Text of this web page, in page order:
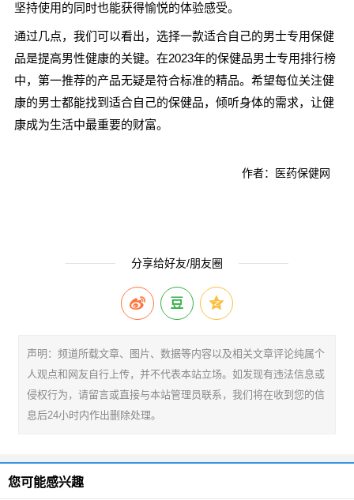
坚持使用的同时也能获得愉悦的体验感受。
通过几点，我们可以看出，选择一款适合自己的男士专用保健
品是提高男性健康的关键。在2023年的保健品男士专用排行榜
中，第一推荐的产品无疑是符合标准的精品。希望每位关注健
康的男士都能找到适合自己的保健品，倾听身体的需求，让健
康成为生活中最重要的财富。
作者：医药保健网
分享给好友/朋友圈
声明：频道所载文章、图片、数据等内容以及相关文章评论纯属个
人观点和网友自行上传，并不代表本站立场。如发现有违法信息或
侵权行为，请留言或直接与本站管理员联系，我们将在收到您的信
息后24小时内作出删除处理。
您可能感兴趣